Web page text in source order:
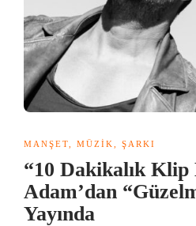
MANŞET MÜZIK ŞARKI
“10 Dakikalık
Adam’dan
Yayında